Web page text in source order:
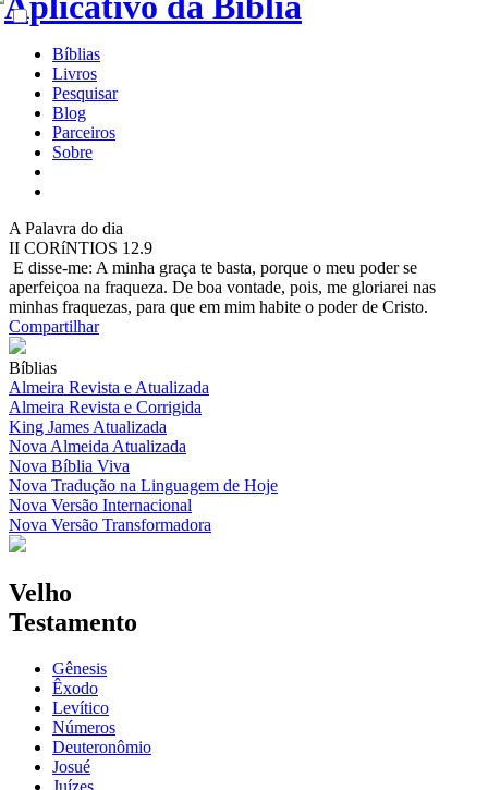
Bíblias
Livros
Pesquisar
Blog
Parceiros
Sobre
A Palavra do dia
II CORíNTIOS 12.9
E disse-me: A minha graça te basta, porque o meu poder se
aperfeiçoa na fraqueza. De boa vontade, pois, me gloriarei nas
minhas fraquezas, para que em mim habite o poder de Cristo.
Compartilhar
Bíblias
Almeira Revista e Atualizada
Almeira Revista e Corrigida
King James Atualizada
Nova Almeida Atualizada
Nova Bíblia Viva
Nova Tradução na Linguagem de Hoje
Nova Versão Internacional
Nova Versão Transformadora
Velho
Testamento
Gênesis
Êxodo
Levítico
Números
Deuteronômio
Josué
Juízes